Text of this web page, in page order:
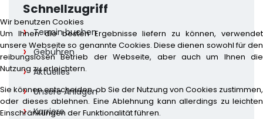
Schnellzugriff
Termin buchen
Gebühren
Aktuelles
Unsere Anlagen
Karriere
Wir benutzen Cookies
Um Ihnen die besten Ergebnisse liefern zu können, verwendet
unsere Webseite so genannte Cookies. Diese dienen sowohl für den
reibungslosen Betrieb der Webseite, aber auch um Ihnen die
Nutzung zu erleichtern.
Sie können entscheiden, ob Sie der Nutzung von Cookies zustimmen,
oder dieses ablehnen. Eine Ablehnung kann allerdings zu leichten
Einschränkungen der Funktionalität führen.